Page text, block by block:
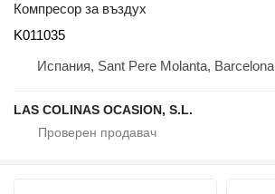
Компресор за въздух
K011035
Испания, Sant Pere Molanta, Barcelona
LAS COLINAS OCASION, S.L.